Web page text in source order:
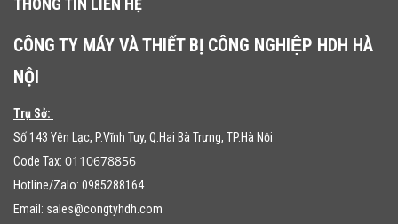
THÔNG TIN LIÊN HỆ
CÔNG TY MÁY VÀ THIẾT BỊ CÔNG NGHIỆP HDH HÀ
NỘI
Trụ Sở:
Số 143 Yên Lạc, P.Vĩnh Tuy, Q.Hai Bà Trưng, TP.Hà Nội
Code Tax: 0110678856
Hotline/Zalo: 0985288164
Email: sales@congtyhdh.com